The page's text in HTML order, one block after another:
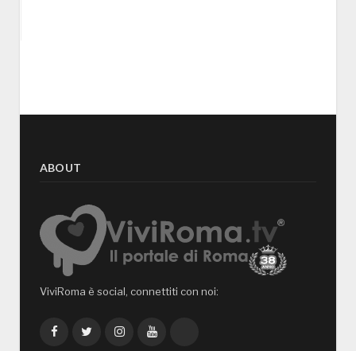
ABOUT
ViviRoma è social, connettiti con noi:
FacebookTwitterInstagramYouTube